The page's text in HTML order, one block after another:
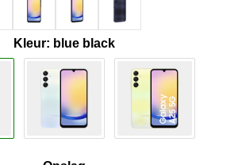
Kleur: blue black